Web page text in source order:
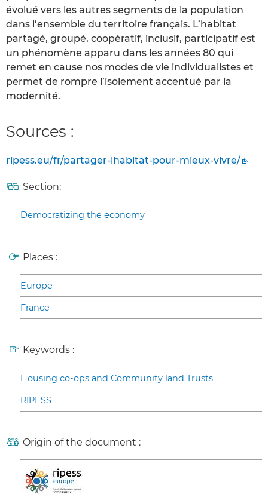
évolué vers les autres segments de la population
dans l’ensemble du territoire français. L’habitat
partagé, groupé, coopératif, inclusif, participatif est
un phénomène apparu dans les années 80 qui
remet en cause nos modes de vie individualistes et
permet de rompre l’isolement accentué par la
modernité.
Sources :
ripess.eu/fr/partager-lhabitat-pour-mieux-vivre/
Section:
Democratizing the economy
Places :
Europe
France
Keywords :
Housing co-ops and Community land Trusts
RIPESS
Origin of the document :